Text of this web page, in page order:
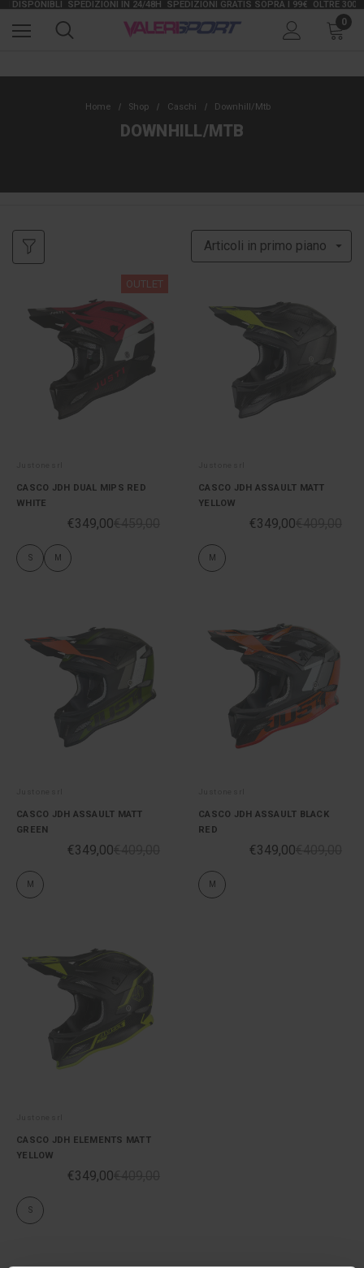
DISPONIBLISPEDIZIONI IN 24/48HSPEDIZIONI GRATIS SOPRA I 99€OLTRE 30000
0
Home Shop Caschi Downhill/Mtb
DOWNHILL/MTB
OUTLET
CASCO JDH DUAL MIPS RED
WHITE
€349,00
S M
CASCO JDH ASSAULT MATT
YELLOW
€349,00
M
CASCO JDH ASSAULT MATT
GREEN
€349,00
M
CASCO JDH ASSAULT BLACK
RED
€349,00
M
CASCO JDH ELEMENTS MATT
YELLOW
€349,00
S